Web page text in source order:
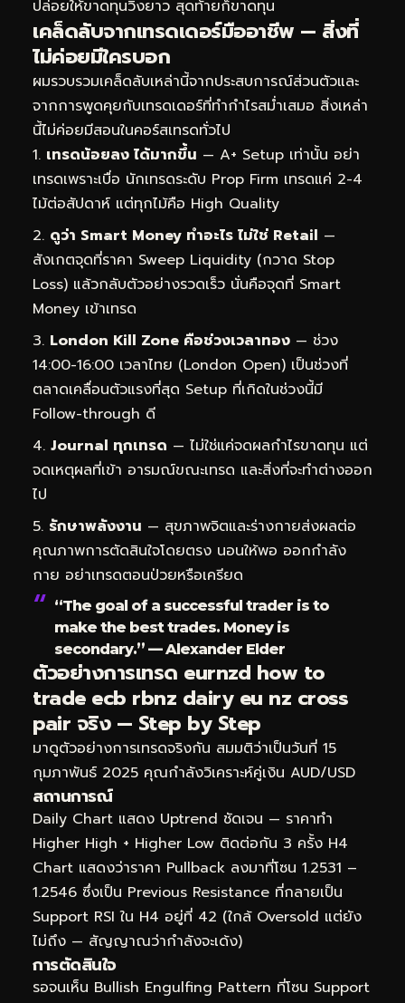
ปล่อยให้ขาดทุนวิ่งยาว สุดท้ายก็ขาดทุน
เคล็ดลับจากเทรดเดอร์มืออาชีพ — สิ่งที่
ไม่ค่อยมีใครบอก
ผมรวบรวมเคล็ดลับเหล่านี้จากประสบการณ์ส่วนตัวและ
จากการพูดคุยกับเทรดเดอร์ที่ทำกำไรสม่ำเสมอ สิ่งเหล่า
นี้ไม่ค่อยมีสอนในคอร์สเทรดทั่วไป
เทรดน้อยลง ได้มากขึ้น — A+ Setup เท่านั้น อย่า
เทรดเพราะเบื่อ นักเทรดระดับ Prop Firm เทรดแค่ 2-4
ไม้ต่อสัปดาห์ แต่ทุกไม้คือ High Quality
ดูว่า Smart Money ทำอะไร ไม่ใช่ Retail —
สังเกตจุดที่ราคา Sweep Liquidity (กวาด Stop
Loss) แล้วกลับตัวอย่างรวดเร็ว นั่นคือจุดที่ Smart
Money เข้าเทรด
London Kill Zone คือช่วงเวลาทอง — ช่วง
14:00-16:00 เวลาไทย (London Open) เป็นช่วงที่
ตลาดเคลื่อนตัวแรงที่สุด Setup ที่เกิดในช่วงนี้มี
Follow-through ดี
Journal ทุกเทรด — ไม่ใช่แค่จดผลกำไรขาดทุน แต่
จดเหตุผลที่เข้า อารมณ์ขณะเทรด และสิ่งที่จะทำต่างออก
ไป
รักษาพลังงาน — สุขภาพจิตและร่างกายส่งผลต่อ
คุณภาพการตัดสินใจโดยตรง นอนให้พอ ออกกำลัง
กาย อย่าเทรดตอนป่วยหรือเครียด
“The goal of a successful trader is to
make the best trades. Money is
secondary.” — Alexander Elder
ตัวอย่างการเทรด eurnzd how to
trade ecb rbnz dairy eu nz cross
pair จริง — Step by Step
มาดูตัวอย่างการเทรดจริงกัน สมมติว่าเป็นวันที่ 15
กุมภาพันธ์ 2025 คุณกำลังวิเคราะห์คู่เงิน AUD/USD
สถานการณ์
Daily Chart แสดง Uptrend ชัดเจน — ราคาทำ
Higher High + Higher Low ติดต่อกัน 3 ครั้ง H4
Chart แสดงว่าราคา Pullback ลงมาที่โซน 1.2531 –
1.2546 ซึ่งเป็น Previous Resistance ที่กลายเป็น
Support RSI ใน H4 อยู่ที่ 42 (ใกล้ Oversold แต่ยัง
ไม่ถึง — สัญญาณว่ากำลังจะเด้ง)
การตัดสินใจ
รอจนเห็น Bullish Engulfing Pattern ที่โซน Support